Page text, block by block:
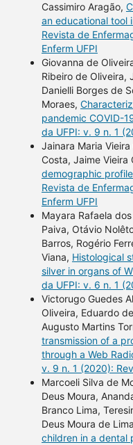
Cassimiro Aragão,
an educational tool
Revista de
Enferm UFPI
Giovanna de
Ribeiro de Oliveira,
Danielli Borges de
Moraes,
pandemic COVID-
da UFPI: v. 9 n. 1
Jainara Maria
Costa, Jaime Vieira
demographic
Revista de
Enferm UFPI
Mayara Rafaela
Paiva, Otávio
Barros, Rogério
Viana, Histological
silver in organs of
da UFPI: v. 6 n. 1
Victorugo Guedes
Oliveira, Eduardo
Augusto Martins
transmission of a
through a Web
v. 9 n. 1 (2020):
Marcoeli Silva de
Deus Moura,
Branco Lima,
Deus Moura de
children in a dental